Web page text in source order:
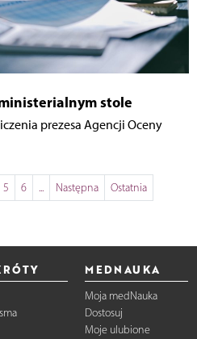
stole
prezesa Agencji Oceny
5 6 ... Następna Ostatnia
MEDNAUKA
Moja medNauka
Dostosuj
Moje ulubione